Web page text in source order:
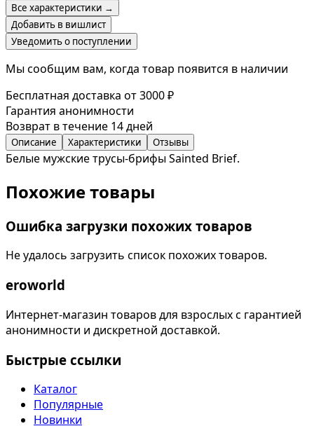
Все характеристики →
Добавить в вишлист
Уведомить о поступлении
Мы сообщим вам, когда товар появится в наличии
Бесплатная доставка от 3000 ₽
Гарантия анонимности
Возврат в течение 14 дней
Описание Характеристики Отзывы
Белые мужские трусы-брифы Sainted Brief.
Похожие товары
Ошибка загрузки похожих товаров
Не удалось загрузить список похожих товаров.
eroworld
Интернет-магазин товаров для взрослых с гарантией
анонимности и дискретной доставкой.
Быстрые ссылки
Каталог
Популярные
Новинки